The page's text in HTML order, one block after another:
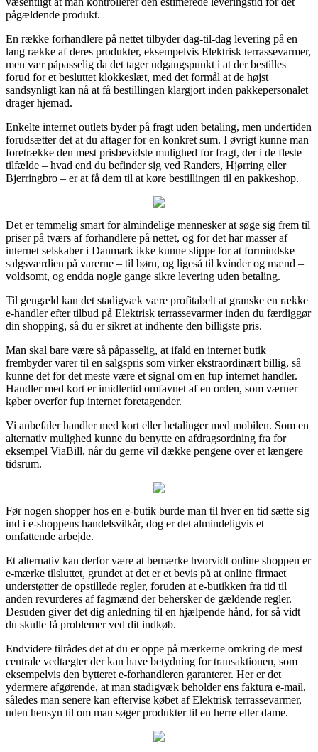
pågældende produkt.
En række forhandlere på nettet tilbyder dag-til-dag levering på en
lang række af deres produkter, eksempelvis Elektrisk terrassevarmer,
men vær påpasselig da det tager udgangspunkt i at der bestilles
forud for et besluttet klokkeslæt, med det formål at de højst
sandsynligt kan nå at få bestillingen klargjort inden pakkepersonalet
drager hjemad.
Enkelte internet outlets byder på fragt uden betaling, men undertiden
forudsætter det at du aftager for en konkret sum. I øvrigt kunne man
foretrække den mest prisbevidste mulighed for fragt, der i de fleste
tilfælde – hvad end du befinder sig ved Randers, Hjørring eller
Bjerringbro – er at få dem til at køre bestillingen til en pakkeshop.
Det er temmelig smart for almindelige mennesker at søge sig frem til
priser på tværs af forhandlere på nettet, og for det har masser af
internet selskaber i Danmark ikke kunne slippe for at formindske
salgsværdien på varerne – til børn, og ligeså til kvinder og mænd –
voldsomt, og endda nogle gange sikre levering uden betaling.
Til gengæld kan det stadigvæk være profitabelt at granske en række
e-handler efter tilbud på Elektrisk terrassevarmer inden du færdiggør
din shopping, så du er sikret at indhente den billigste pris.
Man skal bare være så påpasselig, at ifald en internet butik
frembyder varer til en salgspris som virker ekstraordinært billig, så
kunne det for det meste være et signal om en fup internet handler.
Handler med kort er imidlertid omfavnet af en orden, som værner
køber overfor fup internet foretagender.
Vi anbefaler handler med kort eller betalinger med mobilen. Som en
alternativ mulighed kunne du benytte en afdragsordning fra for
eksempel ViaBill, når du gerne vil dække pengene over et længere
tidsrum.
Før nogen shopper hos en e-butik burde man til hver en tid sætte sig
ind i e-shoppens handelsvilkår, dog er det almindeligvis et
omfattende arbejde.
Et alternativ kan derfor være at bemærke hvorvidt online shoppen er
e-mærke tilsluttet, grundet at det er et bevis på at online firmaet
understøtter de opstillede regler, foruden at e-butikken fra tid til
anden revurderes af fagmænd der behersker de gældende regler.
Desuden giver det dig anledning til en hjælpende hånd, for så vidt
du skulle få problemer ved dit indkøb.
Endvidere tilrådes det at du er oppe på mærkerne omkring de mest
centrale vedtægter der kan have betydning for transaktionen, som
eksempelvis den bytteret e-forhandleren garanterer. Her er det
ydermere afgørende, at man stadigvæk beholder ens faktura e-mail,
således man senere kan eftervise købet af Elektrisk terrassevarmer,
uden hensyn til om man søger produkter til en herre eller dame.